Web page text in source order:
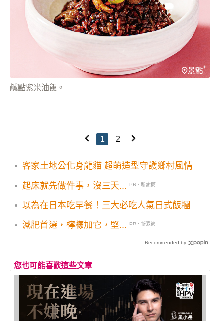
鹹點紫米油飯。
1 2
客家土地公化身龍貓 超萌造型守護鄉村風情
起床就先做件事，沒三天...
PR・新素簡
以為在日本吃早餐！三大必吃人氣日式飯糰
減肥首選，檸檬加它，堅...
PR・新素簡
Recommended by
您也可能喜歡這些文章